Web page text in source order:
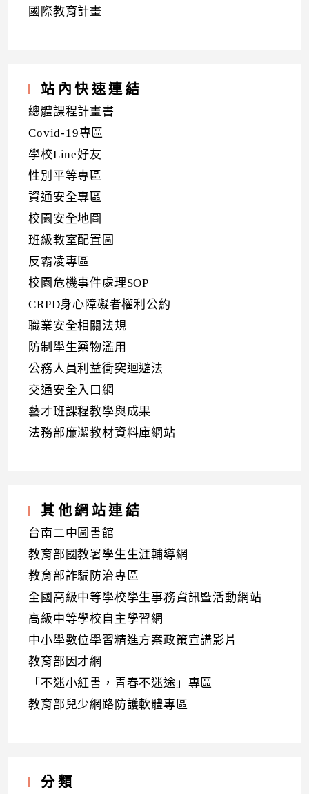
國際教育計畫
站內快速連結
總體課程計畫書
Covid-19專區
學校Line好友
性別平等專區
資通安全專區
校園安全地圖
班級教室配置圖
反霸凌專區
校園危機事件處理SOP
CRPD身心障礙者權利公約
職業安全相關法規
防制學生藥物濫用
公務人員利益衝突迴避法
交通安全入口網
藝才班課程教學與成果
法務部廉潔教材資料庫網站
其他網站連結
台南二中圖書館
教育部國教署學生生涯輔導網
教育部詐騙防治專區
全國高級中等學校學生事務資訊暨活動網站
高級中等學校自主學習網
中小學數位學習精進方案政策宣講影片
教育部因才網
「不迷小紅書，青春不迷途」專區
教育部兒少網路防護軟體專區
分類